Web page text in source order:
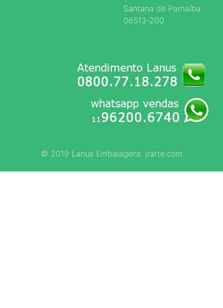
Santana de Parnaíba .
06513-200
© 2019 Lanus Embalagens. jrarte.com